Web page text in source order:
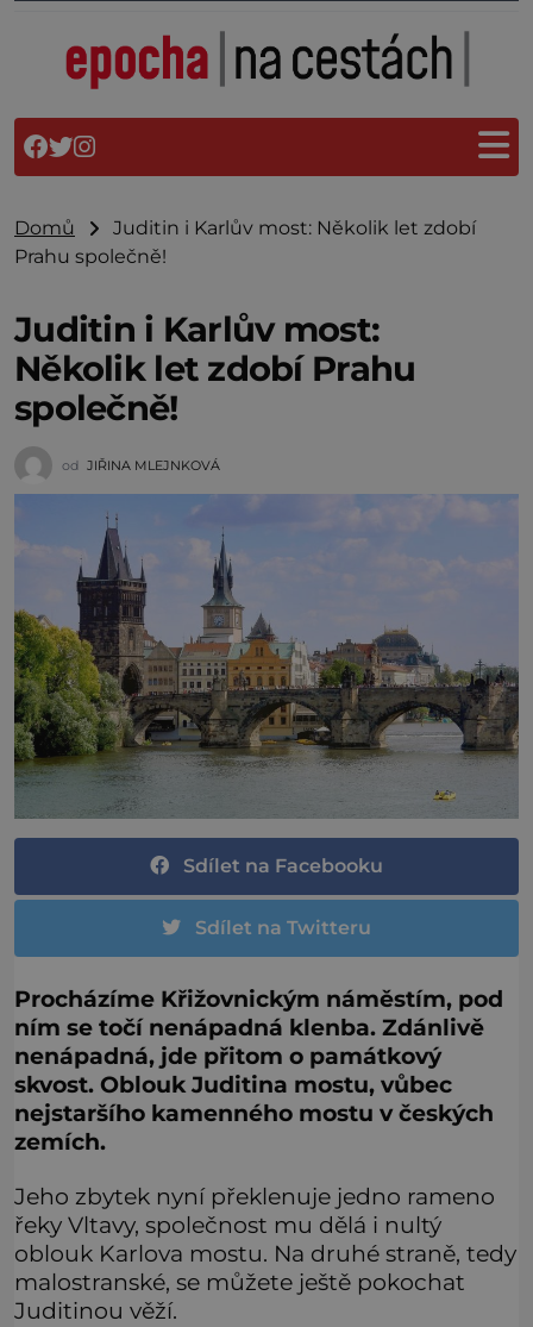
Domů
Juditin i Karlův most: Několik let zdobí
Prahu společně!
Juditin i Karlův most:
Několik let zdobí Prahu
společně!
od JIŘINA MLEJNKOVÁ
Sdílet na Facebooku
Sdílet na Twitteru
Procházíme Křižovnickým náměstím, pod
ním se točí nenápadná klenba. Zdánlivě
nenápadná, jde přitom o památkový
skvost. Oblouk Juditina mostu, vůbec
nejstaršího kamenného mostu v českých
zemích.
Jeho zbytek nyní překlenuje jedno rameno
řeky Vltavy, společnost mu dělá i nultý
oblouk Karlova mostu. Na druhé straně, tedy
malostranské, se můžete ještě pokochat
Juditinou věží.